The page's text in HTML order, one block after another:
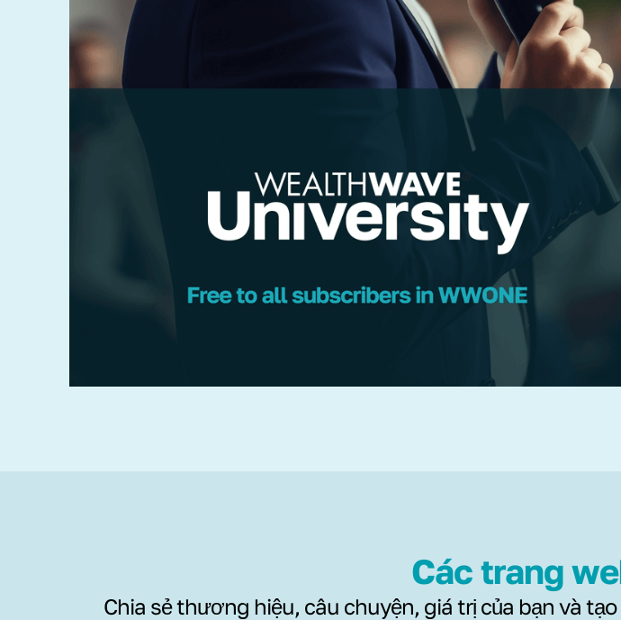
Các trang
Chia sẻ thương hiệu, câu chuyện, giá trị của bạn và